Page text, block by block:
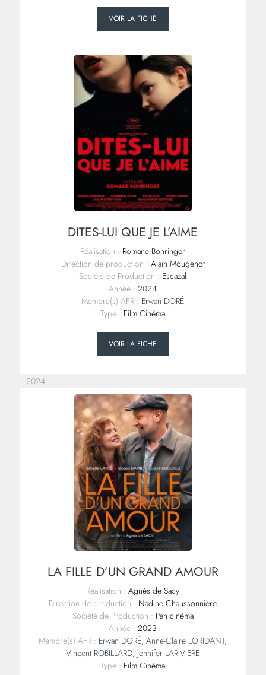
VOIR LA FICHE
DITES-LUI QUE JE L’AIME
Réalisation : Romane Bohringer
Direction de production : Alain Mougenot
Société de Production : Escazal
Année : 2024
Membre(s) AFR : Erwan DORÉ
Type : Film Cinéma
VOIR LA FICHE
2024
LA FILLE D’UN GRAND AMOUR
Réalisation : Agnès de Sacy
Direction de production : Nadine Chaussonnière
Société de Production : Pan cinéma
Année : 2023
Membre(s) AFR : Erwan DORÉ,Anne-Claire LORIDANT,
Vincent ROBILLARD, Jennifer LARIVIERE
Type : Film Cinéma